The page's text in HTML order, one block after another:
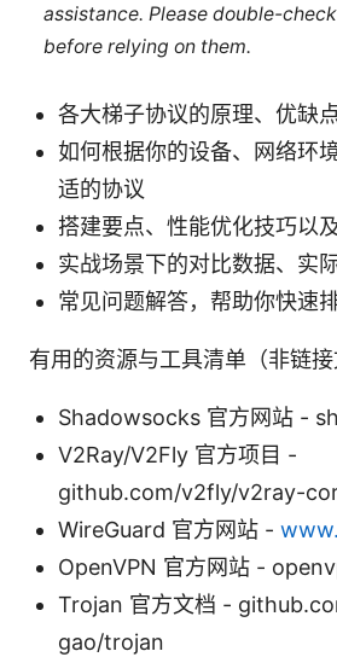
assistance. Please double-
before relying on them.
各大梯子协议的原理、优缺
如何根据你的设备、网络环
适的协议
搭建要点、性能优化技巧以
实战场景下的对比数据、实
常见问题解答，帮助你快速
有用的资源与工具清单（非链接
Shadowsocks 官方网站 -
V2Ray/V2Fly 官方项目 -
github.com/v2fly/v2ray-
WireGuard 官方网站 -
OpenVPN 官方网站 -
Trojan 官方文档 -
gao/trojan